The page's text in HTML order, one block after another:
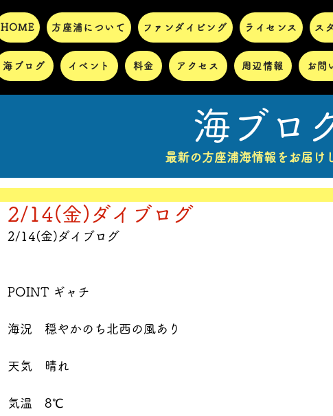
HOME 方座浦について ファンダイビング ライセンス ス
海ブログ イベント 料金 アクセス 周辺情報 お問
海ブロ
最新の方座浦海情報をお届け
2/14(金)ダイブログ
2/14(金)ダイブログ
POINT ギャチ
海況　穏やかのち北西の風あり
天気　晴れ
気温　8℃